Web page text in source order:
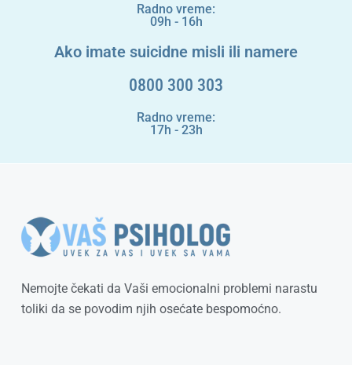
Radno vreme:
09h - 16h
Ako imate suicidne misli ili namere
0800 300 303
Radno vreme:
17h - 23h
Nemojte čekati da Vaši emocionalni problemi narastu
toliki da se povodim njih osećate bespomoćno.